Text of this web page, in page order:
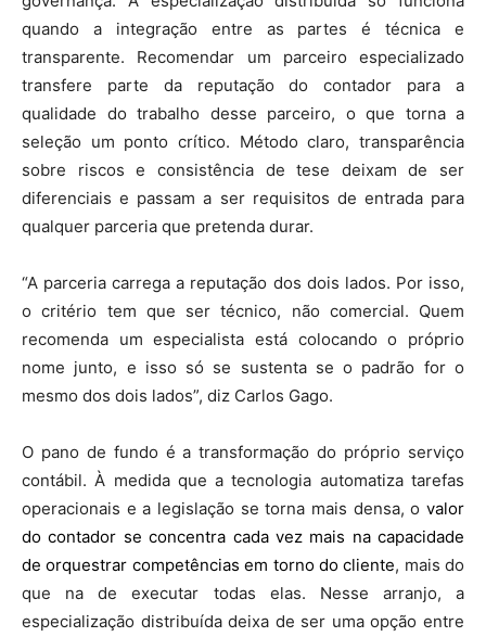
quando a integração entre as partes é técnica e
transparente. Recomendar um parceiro especializado
transfere parte da reputação do contador para a
qualidade do trabalho desse parceiro, o que torna a
seleção um ponto crítico. Método claro, transparência
sobre riscos e consistência de tese deixam de ser
diferenciais e passam a ser requisitos de entrada para
qualquer parceria que pretenda durar.
“A parceria carrega a reputação dos dois lados. Por isso,
o critério tem que ser técnico, não comercial. Quem
recomenda um especialista está colocando o próprio
nome junto, e isso só se sustenta se o padrão for o
mesmo dos dois lados”, diz Carlos Gago.
O pano de fundo é a transformação do próprio serviço
contábil. À medida que a tecnologia automatiza tarefas
operacionais e a legislação se torna mais densa, o valor
do contador se concentra cada vez mais na capacidade
de orquestrar competências em torno do cliente, mais do
que na de executar todas elas. Nesse arranjo, a
especialização distribuída deixa de ser uma opção entre